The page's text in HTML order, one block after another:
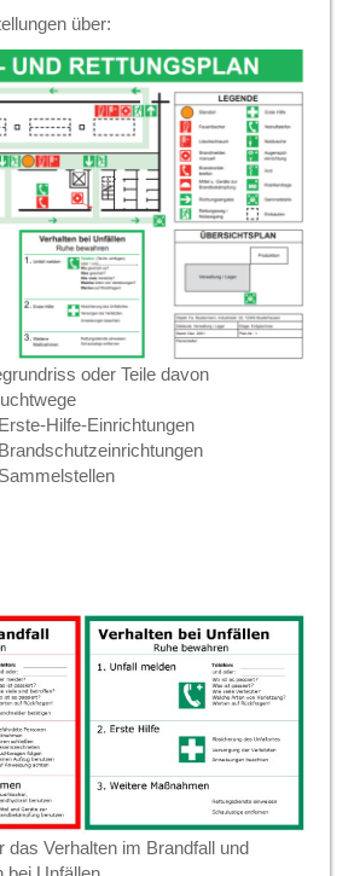
über:
oder Teile davon
Hilfe-Einrichtungen
das Verhalten im Brandfall und